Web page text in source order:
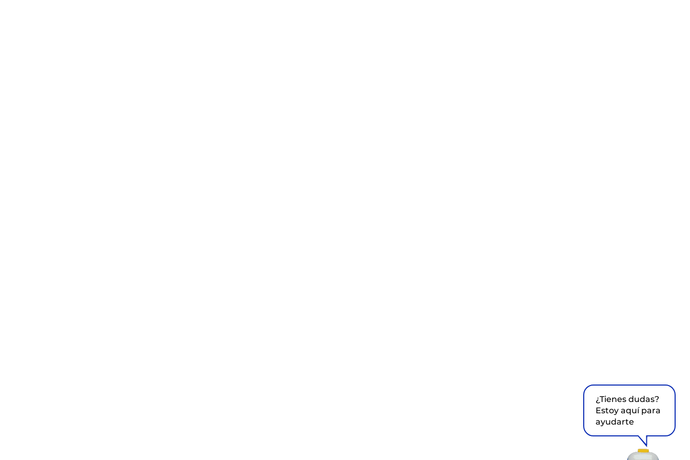
¿Tienes dudas?
Estoy aquí para
ayudarte